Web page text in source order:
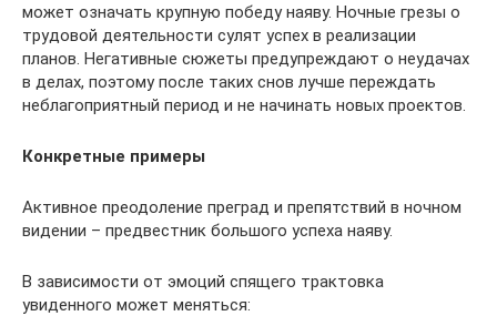
может означать крупную победу наяву. Ночные грезы о
трудовой деятельности сулят успех в реализации
планов. Негативные сюжеты предупреждают о неудачах
в делах, поэтому после таких снов лучше переждать
неблагоприятный период и не начинать новых проектов.
Конкретные примеры
Активное преодоление преград и препятствий в ночном
видении – предвестник большого успеха наяву.
В зависимости от эмоций спящего трактовка
увиденного может меняться: